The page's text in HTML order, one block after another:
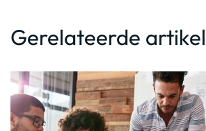
Gerelateerde